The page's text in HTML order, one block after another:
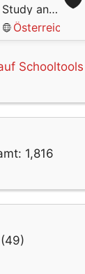
Study and Relax
Österreich
Schooltools
1,816
(49)